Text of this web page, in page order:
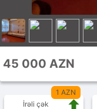
45 000 AZN
1 AZN
İrəli çək